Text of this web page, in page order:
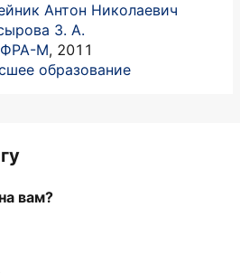
Антон Николаевич
З. А.
М, 2011
образование
вам?